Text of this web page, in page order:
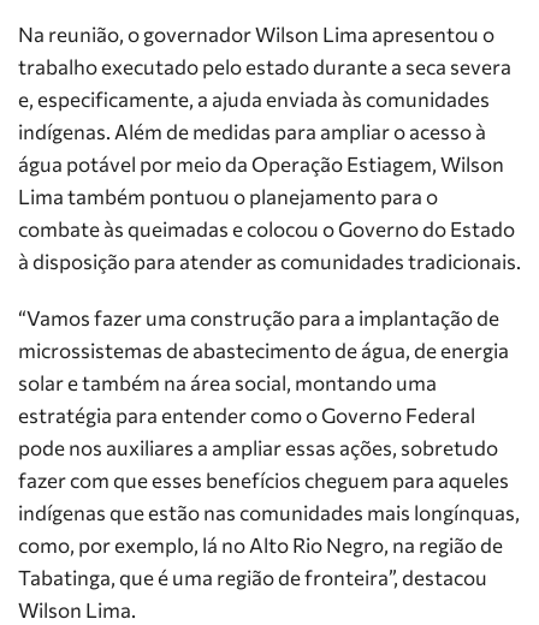
Na reunião, o governador Wilson Lima apresentou o
trabalho executado pelo estado durante a seca severa
e, especificamente, a ajuda enviada às comunidades
indígenas. Além de medidas para ampliar o acesso à
água potável por meio da Operação Estiagem, Wilson
Lima também pontuou o planejamento para o
combate às queimadas e colocou o Governo do Estado
à disposição para atender as comunidades tradicionais.
“Vamos fazer uma construção para a implantação de
microssistemas de abastecimento de água, de energia
solar e também na área social, montando uma
estratégia para entender como o Governo Federal
pode nos auxiliares a ampliar essas ações, sobretudo
fazer com que esses benefícios cheguem para aqueles
indígenas que estão nas comunidades mais longínquas,
como, por exemplo, lá no Alto Rio Negro, na região de
Tabatinga, que é uma região de fronteira”, destacou
Wilson Lima.